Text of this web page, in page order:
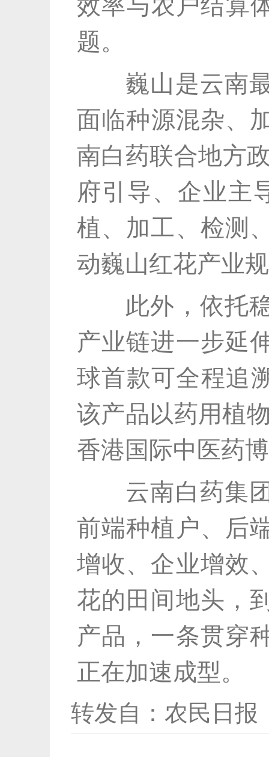
效率与农户结算
题。
巍山是云南最
面临种源混杂、
南白药联合地方
府引导、企业主
植、加工、检测
动巍山红花产业
此外，依托稳
产业链进一步延
球首款可全程追
该产品以药用植
香港国际中医药
云南白药集团
前端种植户、后
增收、企业增效
花的田间地头，
产品，一条贯穿
正在加速成型。
转发自：农民日报